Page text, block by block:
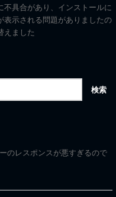
不具合があり、インストールに
表示される問題がありましたの
えました
のレスポンスが悪すぎるので